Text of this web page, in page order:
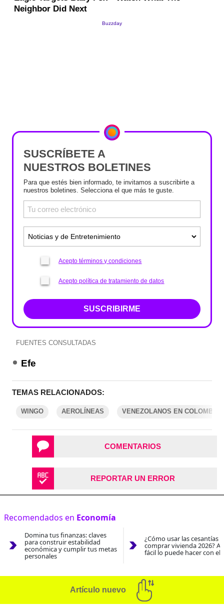
SUSCRÍBETE A
NUESTROS BOLETINES
Para que estés bien informado, te invitamos a suscribirte a
nuestros boletines. Selecciona el que más te guste.
Acepto términos y condiciones
Acepto política de tratamiento de datos
SUSCRIBIRME
FUENTES CONSULTADAS
Efe
TEMAS RELACIONADOS:
WINGO AEROLÍNEAS VENEZOLANOS EN COLOMBIA
COMENTARIOS
REPORTAR UN ERROR
Recomendados en Economía
Domina tus finanzas: claves
para construir estabilidad
económica y cumplir tus metas
personales
¿Cómo usar las cesantías
comprar vivienda 2026?
fácil lo puede hacer con el
Artículo nuevo